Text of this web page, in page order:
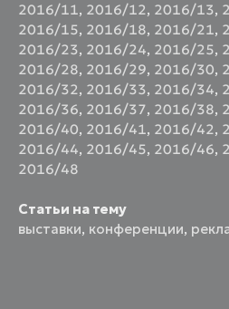
2016/11, 2016/12, 2016/13,
2016/15, 2016/18, 2016/21,
2016/23, 2016/24, 2016/25,
2016/28, 2016/29, 2016/30,
2016/32, 2016/33, 2016/34,
2016/36, 2016/37, 2016/38,
2016/40, 2016/41, 2016/42,
2016/44, 2016/45, 2016/46,
2016/48
Статьи на тему
выставки, конференции,